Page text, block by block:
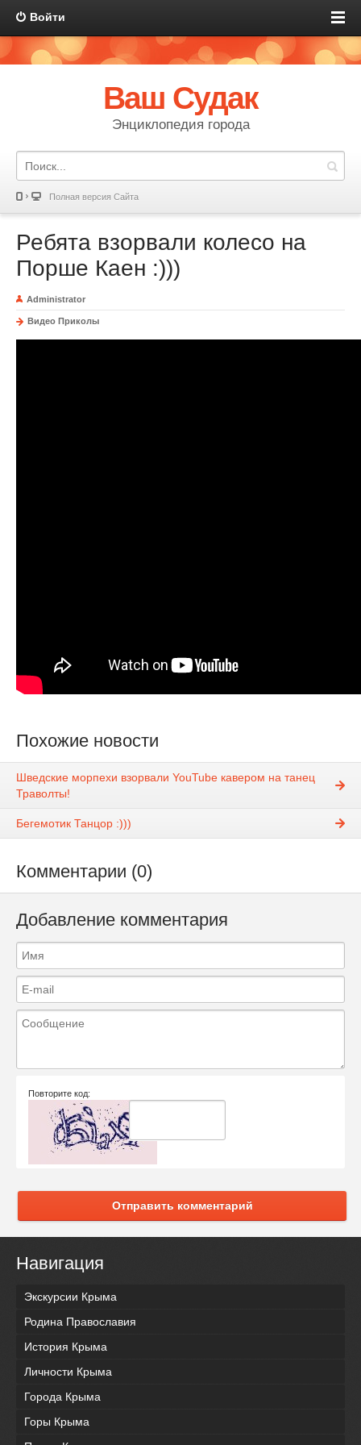
Войти
Ваш Судак
Энциклопедия города
Полная версия Сайта
Ребята взорвали колесо на
Порше Каен :)))
Administrator
Видео Приколы
Похожие новости
Шведские морпехи взорвали YouTube кавером на танец
Траволты!
Бегемотик Танцор :)))
Комментарии (0)
Добавление комментария
Повторите код:
Отправить комментарий
Навигация
Экскурсии Крыма
Родина Православия
История Крыма
Личности Крыма
Города Крыма
Горы Крыма